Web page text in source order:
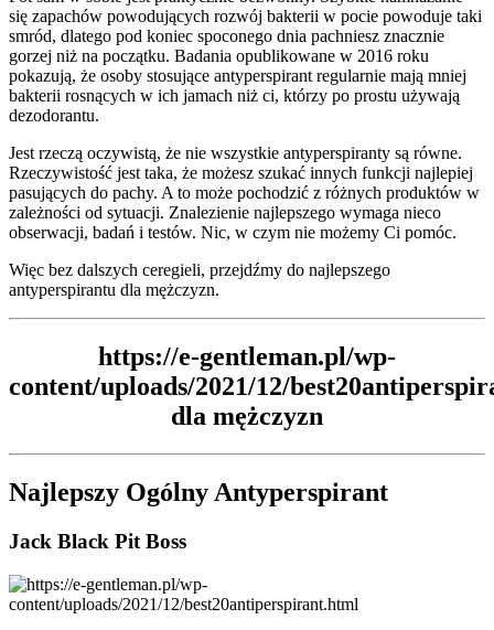
się zapachów powodujących rozwój bakterii w pocie powoduje taki
smród, dlatego pod koniec spoconego dnia pachniesz znacznie
gorzej niż na początku. Badania opublikowane w 2016 roku
pokazują, że osoby stosujące antyperspirant regularnie mają mniej
bakterii rosnących w ich jamach niż ci, którzy po prostu używają
dezodorantu.
Jest rzeczą oczywistą, że nie wszystkie antyperspiranty są równe.
Rzeczywistość jest taka, że możesz szukać innych funkcji najlepiej
pasujących do pachy. A to może pochodzić z różnych produktów w
zależności od sytuacji. Znalezienie najlepszego wymaga nieco
obserwacji, badań i testów. Nic, w czym nie możemy Ci pomóc.
Więc bez dalszych ceregieli, przejdźmy do najlepszego
antyperspirantu dla mężczyzn.
https://e-gentleman.pl/wp-
content/uploads/2021/12/
dla mężczyzn
Najlepszy Ogólny Antyperspirant
Jack Black Pit Boss